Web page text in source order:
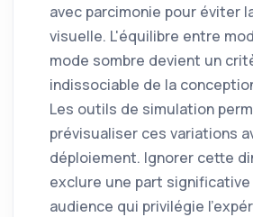
avec parcimonie pour éviter
visuelle. L'équilibre entre
mode sombre devient un
indissociable de la
Les outils de simulation
prévisualiser ces variations
déploiement. Ignorer cette
exclure une part
audience qui privilégie